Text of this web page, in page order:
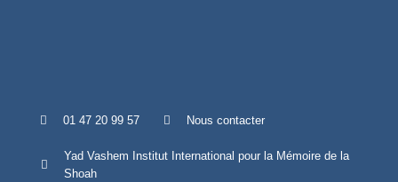
01 47 20 99 57 Nous contacter
Yad Vashem Institut International pour la Mémoire de la
Shoah